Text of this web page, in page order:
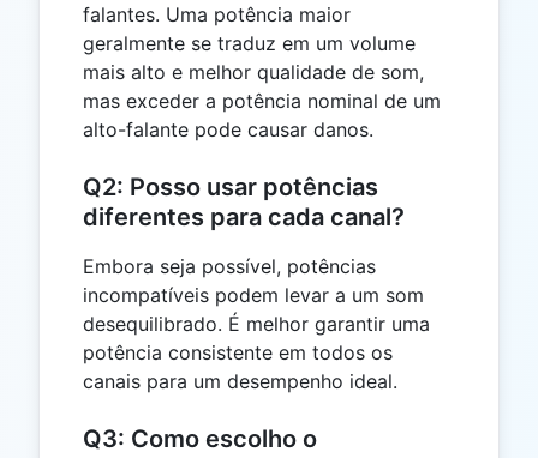
falantes. Uma potência maior
geralmente se traduz em um volume
mais alto e melhor qualidade de som,
mas exceder a potência nominal de um
alto-falante pode causar danos.
Q2: Posso usar potências
diferentes para cada canal?
Embora seja possível, potências
incompatíveis podem levar a um som
desequilibrado. É melhor garantir uma
potência consistente em todos os
canais para um desempenho ideal.
Q3: Como escolho o